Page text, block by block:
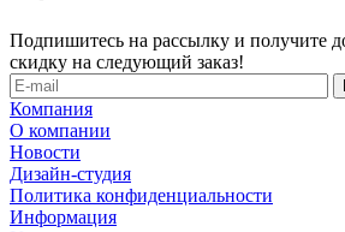
Подпишитесь на рассылку и получите
скидку на следующий заказ!
Компания
О компании
Новости
Дизайн-студия
Политика конфиденциальности
Информация